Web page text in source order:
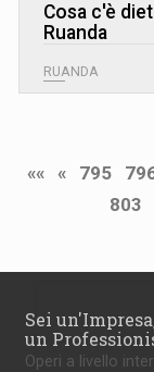
Cosa c'è
Ruanda
RUANDA
«« « 795
803
Sei
un
Operi a livello